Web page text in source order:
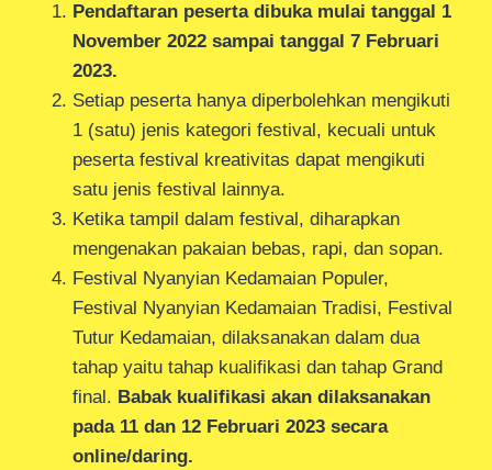
Pendaftaran peserta dibuka mulai tanggal 1
November 2022 sampai tanggal 7 Februari
2023.
Setiap peserta hanya diperbolehkan mengikuti
1 (satu) jenis kategori festival, kecuali untuk
peserta festival kreativitas dapat mengikuti
satu jenis festival lainnya.
Ketika tampil dalam festival, diharapkan
mengenakan pakaian bebas, rapi, dan sopan.
Festival Nyanyian Kedamaian Populer,
Festival Nyanyian Kedamaian Tradisi, Festival
Tutur Kedamaian, dilaksanakan dalam dua
tahap yaitu tahap kualifikasi dan tahap Grand
final. Babak kualifikasi akan dilaksanakan
pada 11 dan 12 Februari 2023 secara
online/daring.